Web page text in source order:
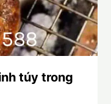
túy trong